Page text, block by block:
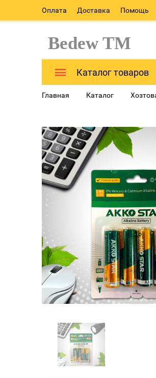
Оплата Доставка Помощь
Bedew TM
Каталог товаров
Главная Каталог